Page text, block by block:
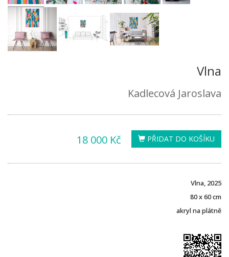
Vlna
Kadlecová Jaroslava
PŘIDAT DO KOŠÍKU
18 000 Kč
Vlna, 2025
80 x 60 cm
akryl na plátně